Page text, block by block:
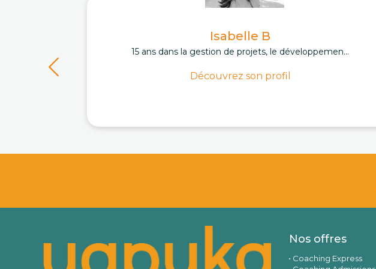
Isabelle B
15 ans dans la gestion de projets, le développemen...
Découvrez son profil
Nos offres
Coaching Express